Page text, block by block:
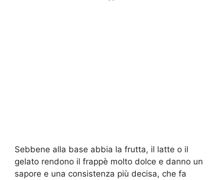
Sebbene alla base abbia la frutta, il latte o il
gelato rendono il frappè molto dolce e danno un
sapore e una consistenza più decisa, che fa